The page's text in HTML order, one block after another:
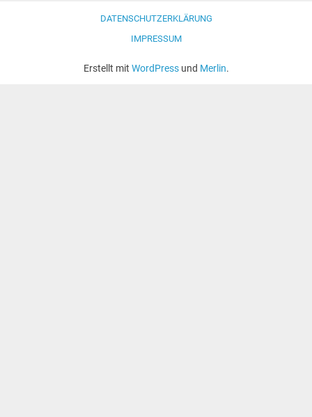
DATENSCHUTZERKLÄRUNG
IMPRESSUM
Erstellt mit WordPressund Merlin.